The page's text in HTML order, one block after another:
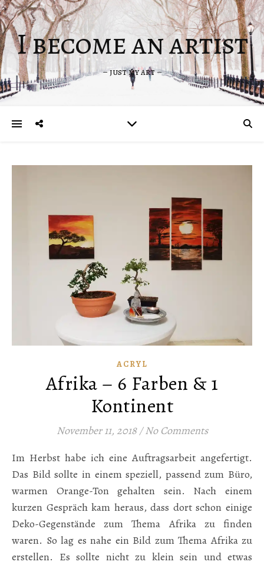
I become an artist
– just my art –
ACRYL
Afrika – 6 Farben & 1
Kontinent
November 11, 2018 / No Comments
Im Herbst habe ich eine Auftragsarbeit angefertigt.
Das Bild sollte in einem speziell, passend zum Büro,
warmen Orange-Ton gehalten sein. Nach einem
kurzen Gespräch kam heraus, dass dort schon einige
Deko-Gegenstände zum Thema Afrika zu finden
waren. So lag es nahe ein Bild zum Thema Afrika zu
erstellen. Es sollte nicht zu klein sein und etwas